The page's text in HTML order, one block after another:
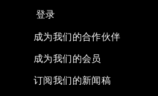
登录
成为我们的合作伙伴
成为我们的会员
订阅我们的新闻稿